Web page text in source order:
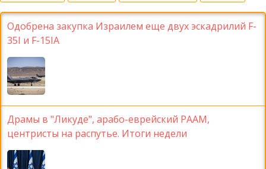
Одобрена закупка Израилем еще двух эскадрилий F-
35I и F-15IA
Драмы в "Ликуде", арабо-еврейский РААМ,
центристы на распутье. Итоги недели